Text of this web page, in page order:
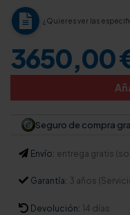
¿Quieres ver las
3650,00
Seguro de compra
Envío: entrega gratis
Garantía: 3 años
Devolución: 14 días